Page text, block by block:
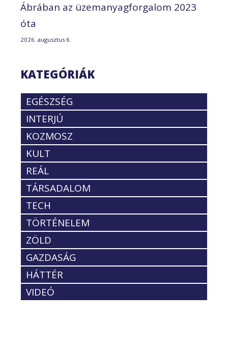
Ábrában az üzemanyagforgalom 2023
óta
2026. augusztus 6.
KATEGÓRIÁK
EGÉSZSÉG
INTERJÚ
KOZMOSZ
KULT
REÁL
TÁRSADALOM
TECH
TÖRTÉNELEM
ZÖLD
GAZDASÁG
HÁTTÉR
VIDEÓ